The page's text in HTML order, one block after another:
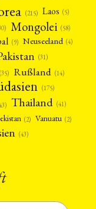
(215) Laos (5)
Mongolei (58)
(9) Neuseeland (4)
(31)
(35) Rußland (14)
(175)
Thailand (41)
(2) Vanuatu (2)
(43)